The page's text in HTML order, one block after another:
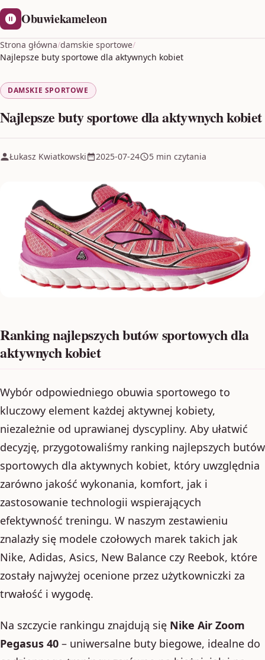
Obuwiekameleon
Strona główna/damskie sportowe/
Najlepsze buty sportowe dla aktywnych kobiet
DAMSKIE SPORTOWE
Najlepsze buty sportowe dla aktywnych kobiet
Łukasz Kwiatkowski 2025-07-24 5 min czytania
Ranking najlepszych butów sportowych dla
aktywnych kobiet
Wybór odpowiedniego obuwia sportowego to
kluczowy element każdej aktywnej kobiety,
niezależnie od uprawianej dyscypliny. Aby ułatwić
decyzję, przygotowaliśmy ranking najlepszych butów
sportowych dla aktywnych kobiet, który uwzględnia
zarówno jakość wykonania, komfort, jak i
zastosowanie technologii wspierających
efektywność treningu. W naszym zestawieniu
znalazły się modele czołowych marek takich jak
Nike, Adidas, Asics, New Balance czy Reebok, które
zostały najwyżej ocenione przez użytkowniczki za
trwałość i wygodę.
Na szczycie rankingu znajdują się Nike Air Zoom
Pegasus 40 – uniwersalne buty biegowe, idealne do